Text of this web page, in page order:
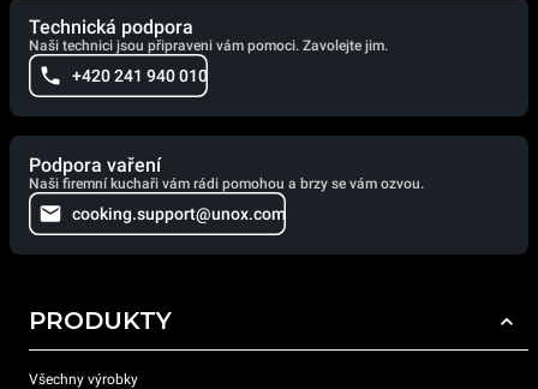
Technická podpora
Naši technici jsou připraveni vám pomoci. Zavolejte jim.
+420 241 940 010
Podpora vaření
Naši firemní kuchaři vám rádi pomohou a brzy se vám ozvou.
cooking.support@unox.com
PRODUKTY
Všechny výrobky